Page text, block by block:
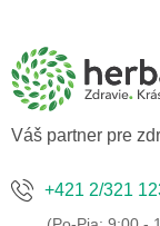
Váš partner pre
+421 2/321